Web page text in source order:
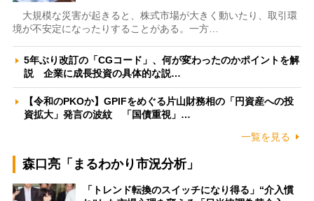
大規模な災害が起きると、株式市場が大きく動いたり、取引環
境が不安定になったりすることがある。一方…
5年ぶり改訂の「CGコード」、何が変わったのかポイントを解
説 企業に成長投資の具体的な説…
【令和のPKOか】GPIFをめぐる片山財務相の「円資産への投
資拡大」発言の波紋 「国債重視」…
一覧を見る
森口亮「まるわかり市況分析」
「トレンド転換のスイッチになり得る」“介入慣